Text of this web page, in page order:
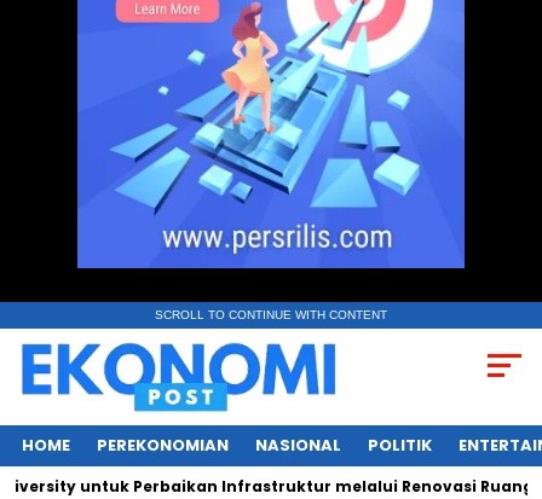
SCROLL TO CONTINUE WITH CONTENT
HOME PEREKONOMIAN NASIONAL POLITIK
untuk Perbaikan Infrastruktur melalui Renovasi Ruang